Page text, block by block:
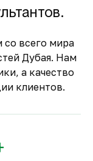
счёт.
деньги
со всего мира
Дубая. Нам
а качество
клиентов.